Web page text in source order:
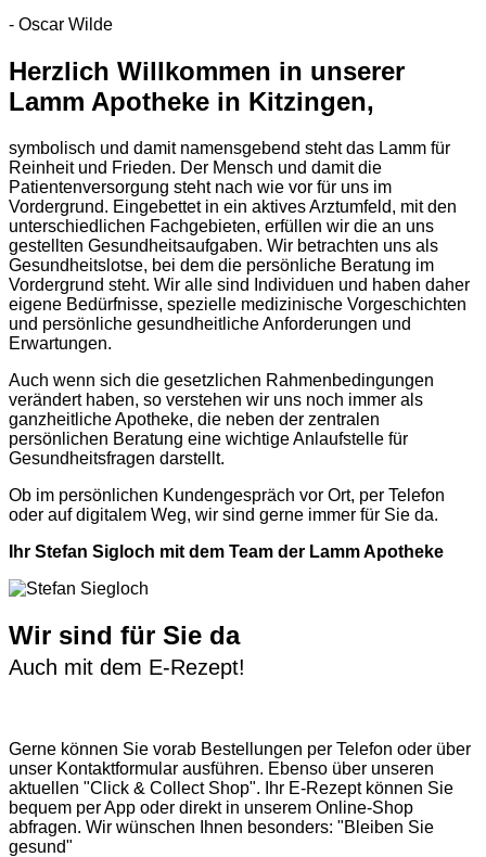
- Oscar Wilde
Herzlich Willkommen in unserer
Lamm Apotheke in Kitzingen,
symbolisch und damit namensgebend steht das Lamm für
Reinheit und Frieden. Der Mensch und damit die
Patientenversorgung steht nach wie vor für uns im
Vordergrund. Eingebettet in ein aktives Arztumfeld, mit den
unterschiedlichen Fachgebieten, erfüllen wir die an uns
gestellten Gesundheitsaufgaben. Wir betrachten uns als
Gesundheitslotse, bei dem die persönliche Beratung im
Vordergrund steht. Wir alle sind Individuen und haben daher
eigene Bedürfnisse, spezielle medizinische Vorgeschichten
und persönliche gesundheitliche Anforderungen und
Erwartungen.
Auch wenn sich die gesetzlichen Rahmenbedingungen
verändert haben, so verstehen wir uns noch immer als
ganzheitliche Apotheke, die neben der zentralen
persönlichen Beratung eine wichtige Anlaufstelle für
Gesundheitsfragen darstellt.
Ob im persönlichen Kundengespräch vor Ort, per Telefon
oder auf digitalem Weg, wir sind gerne immer für Sie da.
Ihr Stefan Sigloch mit dem Team der Lamm Apotheke
Wir sind für Sie da
Auch mit dem E-Rezept!
Gerne können Sie vorab Bestellungen per Telefon oder über
unser Kontaktformular ausführen. Ebenso über unseren
aktuellen "Click & Collect Shop". Ihr E-Rezept können Sie
bequem per App oder direkt in unserem Online-Shop
abfragen. Wir wünschen Ihnen besonders: "Bleiben Sie
gesund"